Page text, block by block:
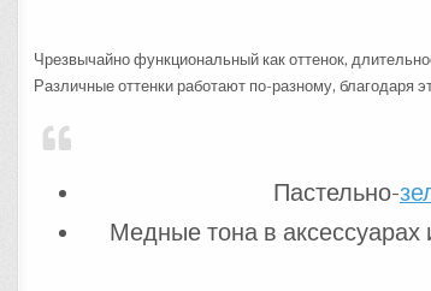
Чрезвычайно функциональный как оттенок,
Различные оттенки работают по-разному,
Пастельно-
Медные тона в